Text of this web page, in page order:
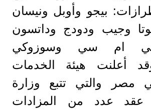
بيجو وأوبل ونيسان
وجيب ودودج وداتسون
ام سي وسوزوكي
أعلنت هيئة الخدمات
مصر والتي تتبع وزارة
عقد عدد من المزادات